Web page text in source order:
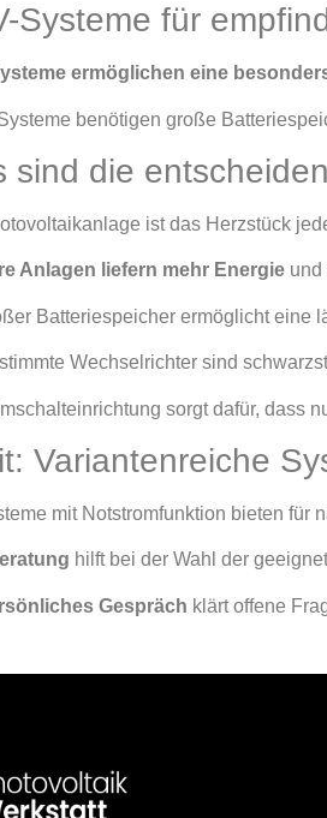
Systeme für
ermöglichen eine
benötigen große
sind die
ist das Herzstück
Anlagen liefern mehr Energie und
Batteriespeicher ermöglicht eine
Wechselrichter sind
sorgt dafür, dass
Variantenreiche
mit Notstromfunktion bieten für
hilft bei der Wahl der
Gespräch klärt offene